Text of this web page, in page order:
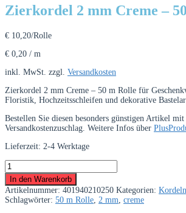
Zierkordel 2 mm Creme –
€ 10,20/Rolle
€ 0,20 / m
inkl. MwSt. zzgl. Versandkosten
Zierkordel 2 mm Creme – 50 m Rolle für
Floristik, Hochzeitsschleifen und dekorative
Bestellen Sie diesen besonders günstigen Artikel
Versandkostenzuschlag. Weitere Infos über
Lieferzeit: 2-4 Werktage
Zierkordel
2
mm
Creme
–
In den Warenkorb
Artikelnummer: 401940210250 Kategorien: Kordeln
Schlagwörter: 50 m Rolle, 2 mm, creme